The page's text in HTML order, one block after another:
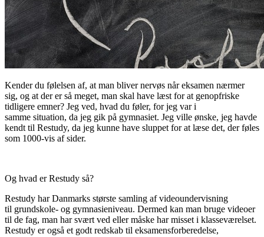
Kender du følelsen af, at man bliver nervøs når eksamen nærmer
sig, og at der er så meget, man skal have læst for at genopfriske
tidligere emner? Jeg ved, hvad du føler, for jeg var i
samme situation, da jeg gik på gymnasiet. Jeg ville ønske, jeg havde
kendt til Restudy, da jeg kunne have sluppet for at læse det, der føles
som 1000-vis af sider.
Og hvad er Restudy så?
Restudy har Danmarks største samling af videoundervisning
til grundskole- og gymnasieniveau. Dermed kan man bruge videoer
til de fag, man har svært ved eller måske har misset i klasseværelset.
Restudy er også et godt redskab til eksamensforberedelse,